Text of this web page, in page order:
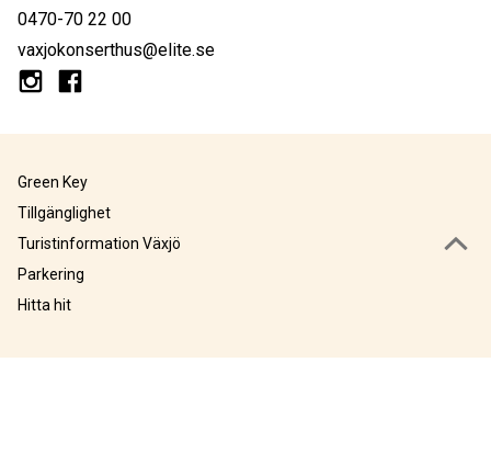
0470-70 22 00
vaxjokonserthus@elite.se
Green Key
Tillgänglighet
Turistinformation Växjö
Parkering
Hitta hit